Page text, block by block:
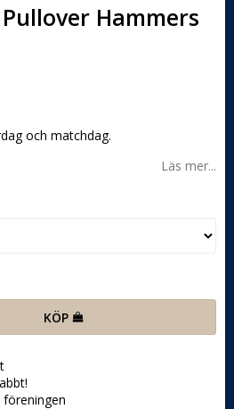
Hammers
och matchdag.
Läs mer...
KÖP
föreningen